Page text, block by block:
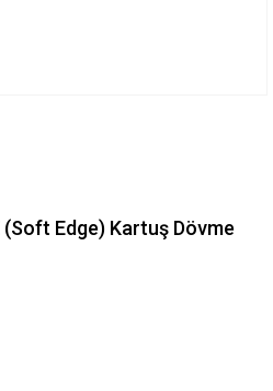
Edge) Kartuş Dövme